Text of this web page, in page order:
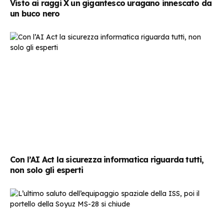
Visto ai raggi X un gigantesco uragano innescato da
un buco nero
Con l’AI Act la sicurezza informatica riguarda tutti,
non solo gli esperti